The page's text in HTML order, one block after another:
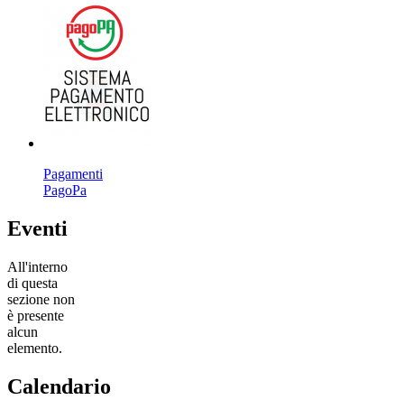
Pagamenti
PagoPa
Eventi
All'interno
di questa
sezione non
è presente
alcun
elemento.
Calendario